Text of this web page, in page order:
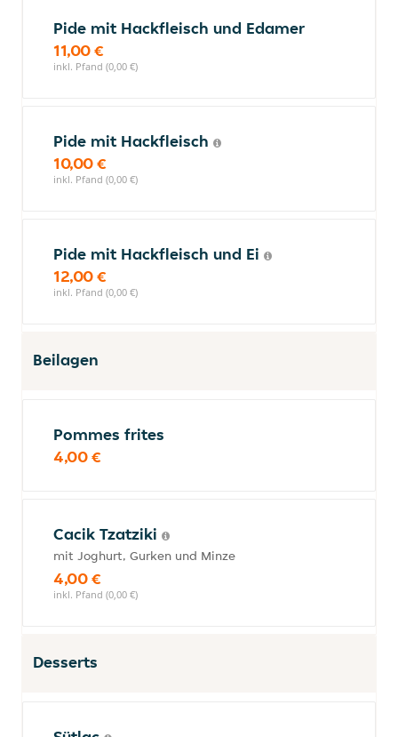
Pide mit Hackfleisch und Edamer
11,00 €
inkl. Pfand (0,00 €)
Pide mit Hackfleisch
10,00 €
inkl. Pfand (0,00 €)
Pide mit Hackfleisch und Ei
12,00 €
inkl. Pfand (0,00 €)
Beilagen
Pommes frites
4,00 €
Cacik Tzatziki
mit Joghurt, Gurken und Minze
4,00 €
inkl. Pfand (0,00 €)
Desserts